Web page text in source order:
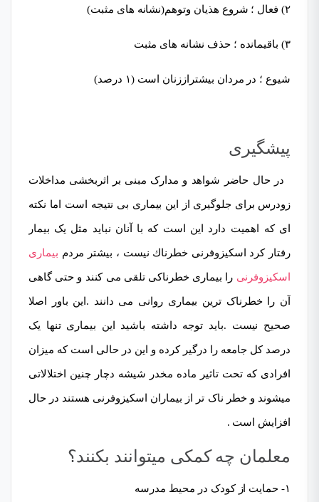
۲) فعال ؛ شروع هذیان وتوهم(نشانه های مثبت)
۳) باقیمانده ؛ حذف نشانه های مثبت
شیوع ؛ در مردان بیشتراززنان است (۱ درصد)
پیشگیری
در حال حاضر شواهد و مدارک مبنی بر اثربخشی مداخلات
زودرس برای جلوگیری از این بیماری بی نتیجه است اما نکته
ای که اهمیت دارد این است که با آنان نباید مثل یک بیمار
رفتار کرد اسکیزوفرنی خطرناك نیست ، بیشتر مردم بیماری
اسکیزوفرنی را بیماری خطرناکی تلقی می کنند و حتی گاهی
آن را خطرناک ترین بیماری روانی می دانند .این باور اصلا
صحیح نیست .باید توجه داشته باشید این بیماری تنها یک
درصد کل جامعه را درگیر کرده و این در حالی است که میزان
افرادی که تحت تاثیر ماده مخدر شیشه دچار چنین اختلالاتی
میشوند و خطر ناک تر از بیماران اسکیزوفرنی هستند در حال
افزایش است .
معلمان چه کمکی میتوانند بکنند؟
۱- حمایت از کودک در محیط مدرسه